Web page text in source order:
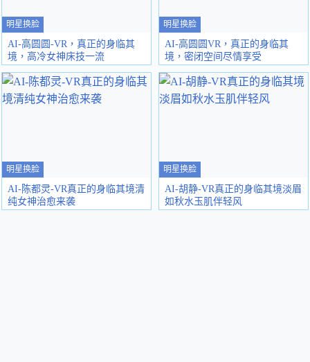
明星换脸
AI-高圆圆-VR，真正的身临其
境，高冷女神床技一流
明星换脸
AI-高圆圆VR，真正的身临其
境，密闭空间尽情享受
明星换脸
AI-陈都灵-VR真正的身临其境清
纯女神治愈来袭
明星换脸
AI-胡静-VR真正的身临其境淡眉
如秋水玉肌伴轻风